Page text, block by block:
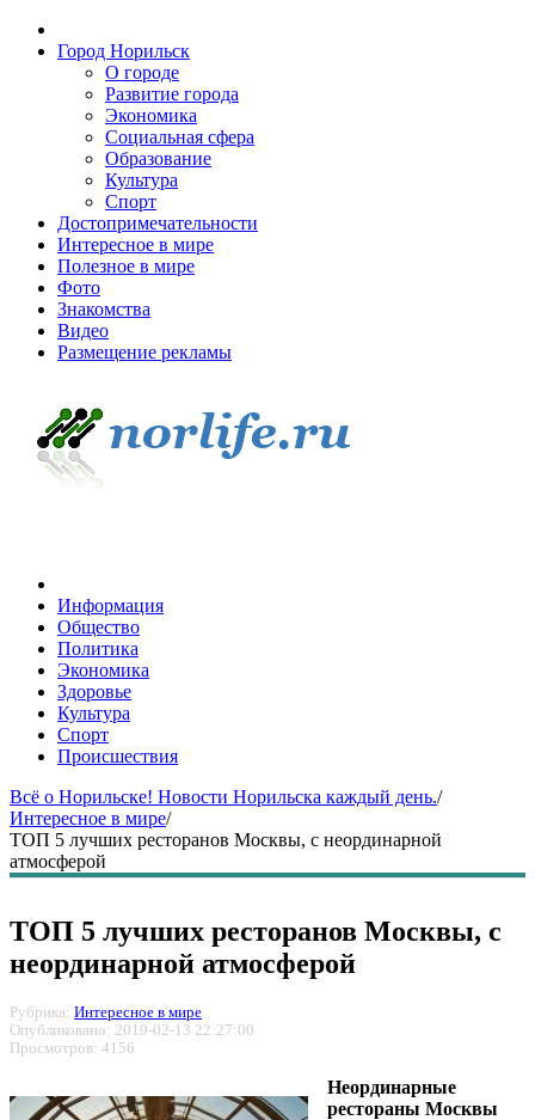
Город Норильск
О городе
Развитие города
Экономика
Социальная сфера
Образование
Культура
Спорт
Достопримечательности
Интересное в мире
Полезное в мире
Фото
Знакомства
Видео
Размещение рекламы
Информация
Общество
Политика
Экономика
Здоровье
Культура
Спорт
Происшествия
Всё о Норильске! Новости Норильска каждый день./
Интересное в мире/
ТОП 5 лучших ресторанов Москвы, с неординарной
атмосферой
ТОП 5 лучших ресторанов Москвы, с
неординарной атмосферой
Рубрика: Интересное в мире
Опубликовано: 2019-02-13 22:27:00
Просмотров: 4156
Неординарные
рестораны Москвы